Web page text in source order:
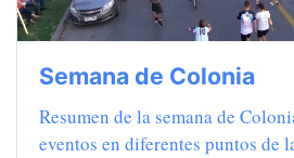
Semana de Colonia
Resumen de la semana de
eventos en diferentes puntos de